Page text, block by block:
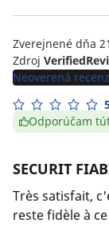
Zverejnené dňa
Zdroj
Neoverená
Odporúčam
SECURIT
Très satisfait,
reste fidèle à